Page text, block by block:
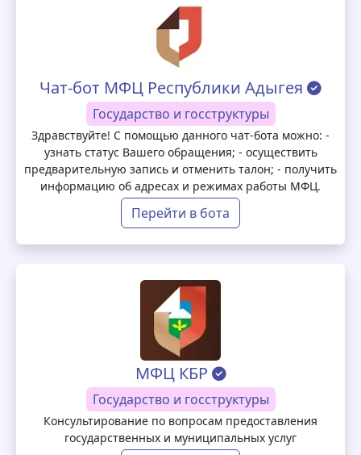
Чат-бот МФЦ Республики Адыгея
Государство и госструктуры
Здравствуйте! С помощью данного чат-бота можно: -
узнать статус Вашего обращения; - осуществить
предварительную запись и отменить талон; - получить
информацию об адресах и режимах работы МФЦ.
Перейти в бота
МФЦ КБР
Государство и госструктуры
Консультирование по вопросам предоставления
государственных и муниципальных услуг